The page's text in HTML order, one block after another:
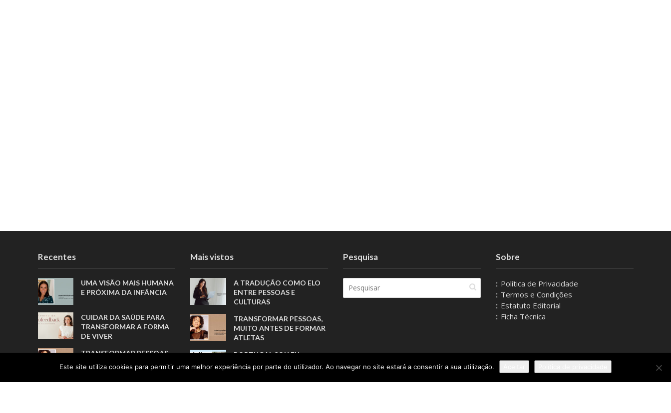
Recentes
UMA VISÃO MAIS HUMANA
E PRÓXIMA DA INFÂNCIA
CUIDAR DA SAÚDE PARA
TRANSFORMAR A FORMA
DE VIVER
TRANSFORMAR PESSOAS,
MUITO ANTES DE FORMAR
ATLETAS
Mais vistos
A TRADUÇÃO COMO ELO
ENTRE PESSOAS E
CULTURAS
TRANSFORMAR PESSOAS,
MUITO ANTES DE FORMAR
ATLETAS
PORTUGAL SOU EU
APOSTA NA GERAÇÃO Z
PARA VALORIZAR A
PRODUÇÃO NACIONAL
Pesquisa Sobre
:: Política de Privacidade
:: Termos e Condições
:: Estatuto Editorial
:: Ficha Técnica
Este site utiliza cookies para permitir uma melhor experiência por parte do utilizador. Ao navegar no site estará a consentir a sua utilização.